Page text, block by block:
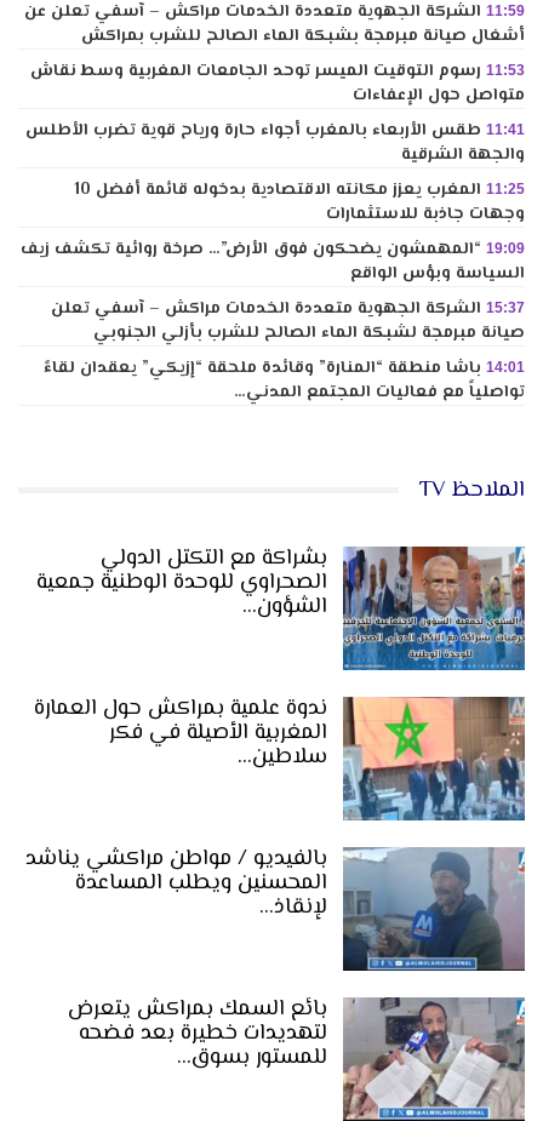
11:59 الشركة الجهوية متعددة الخدمات مراكش – آسفي تعلن عن
أشغال صيانة مبرمجة بشبكة الماء الصالح للشرب بمراكش
11:53 رسوم التوقيت الميسر توحد الجامعات المغربية وسط نقاش
متواصل حول الإعفاءات
11:41 طقس الأربعاء بالمغرب أجواء حارة ورياح قوية تضرب الأطلس
والجهة الشرقية
11:25
المغرب يعزز مكانته الاقتصادية بدخوله قائمة أفضل 10
وجهات جاذبة للاستثمارات
19:09 “المهمشون يضحكون فوق الأرض”… صرخة روائية تكشف زيف
السياسة وبؤس الواقع
15:37 الشركة الجهوية متعددة الخدمات مراكش – آسفي تعلن
صيانة مبرمجة لشبكة الماء الصالح للشرب بأزلي الجنوبي
14:01 باشا منطقة “المنارة” وقائدة ملحقة “إزيكي” يعقدان لقاءً
تواصلياً مع فعاليات المجتمع المدني…
الملاحظ TV
بشراكة مع التكتل الدولي
الصحراوي للوحدة الوطنية جمعية
الشؤون…
ندوة علمية بمراكش حول العمارة
المغربية الأصيلة في فكر
سلاطين…
بالفيديو / مواطن مراكشي يناشد
المحسنين ويطلب المساعدة
لإنقاذ…
بائع السمك بمراكش يتعرض
لتهديدات خطيرة بعد فضحه
للمستور بسوق…